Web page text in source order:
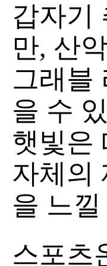
갑자기
만, 산
그래블
을 수
햇빛은
자체의
을 느
스포츠